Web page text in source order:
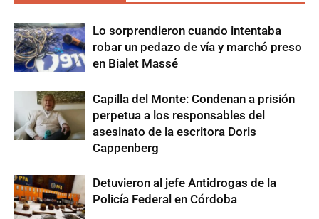
Lo sorprendieron cuando intentaba
robar un pedazo de vía y marchó preso
en Bialet Massé
Capilla del Monte: Condenan a prisión
perpetua a los responsables del
asesinato de la escritora Doris
Cappenberg
Detuvieron al jefe Antidrogas de la
Policía Federal en Córdoba